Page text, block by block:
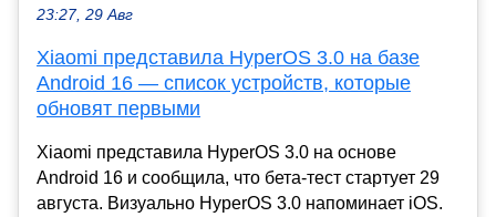
23:27, 29 Авг
Xiaomi представила HyperOS 3.0 на базе
Android 16 — список устройств, которые
обновят первыми
Xiaomi представила HyperOS 3.0 на основе
Android 16 и сообщила, что бета-тест стартует 29
августа. Визуально HyperOS 3.0 напоминает iOS.